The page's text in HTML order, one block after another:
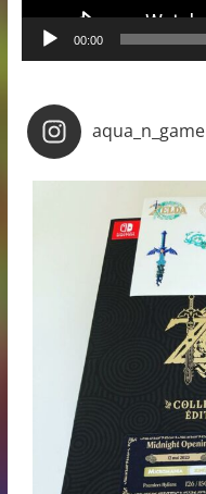
00:00
aqua_n_game